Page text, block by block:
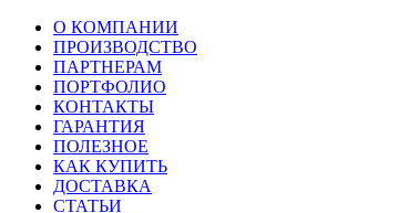
О КОМПАНИИ
ПРОИЗВОДСТВО
ПАРТНЕРАМ
ПОРТФОЛИО
КОНТАКТЫ
ГАРАНТИЯ
ПОЛЕЗНОЕ
КАК КУПИТЬ
ДОСТАВКА
СТАТЬИ